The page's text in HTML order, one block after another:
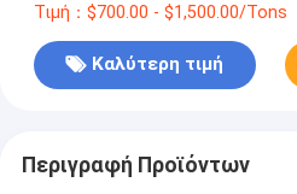
Τιμή：$700.00 - $1,500.00/Tons
Καλύτερη τιμή
Περιγραφή Προϊόντων